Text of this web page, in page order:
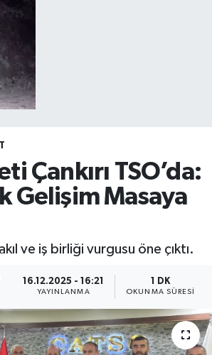
Çankırı TSO’da:
Gelişim Masaya
ve iş birliği vurgusu öne çıktı.
16.12.2025 - 16:21
YAYINLANMA
1 DK
OKUNMA SÜRESI